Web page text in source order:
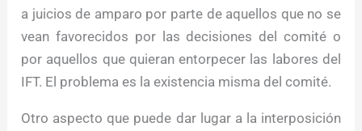
a juicios de amparo por parte de aquellos que no se
vean favorecidos por las decisiones del comité o
por aquellos que quieran entorpecer las labores del
IFT. El problema es la existencia misma del comité.
Otro aspecto que puede dar lugar a la interposición